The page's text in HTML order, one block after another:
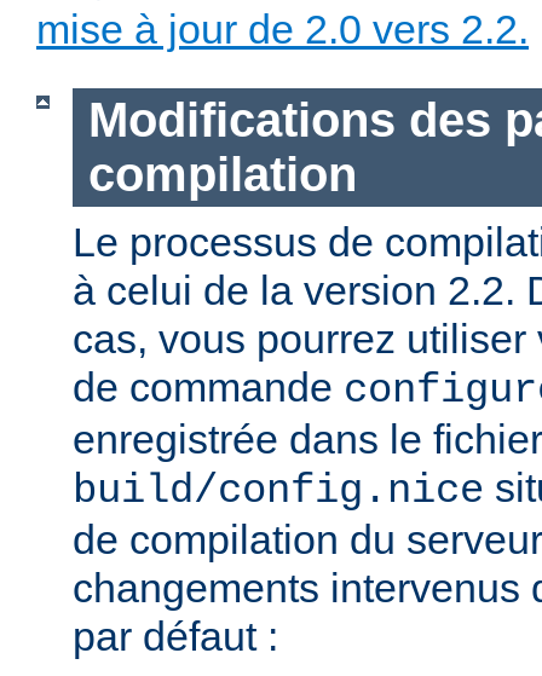
mise à jour de 2.0 vers 2.2.
Modifications des
compilation
Le processus de
à celui de la version 2.2.
cas, vous pourrez
de commande
enregistrée dans le fichier
build/config.nice
de compilation du
changements intervenus
par défaut :